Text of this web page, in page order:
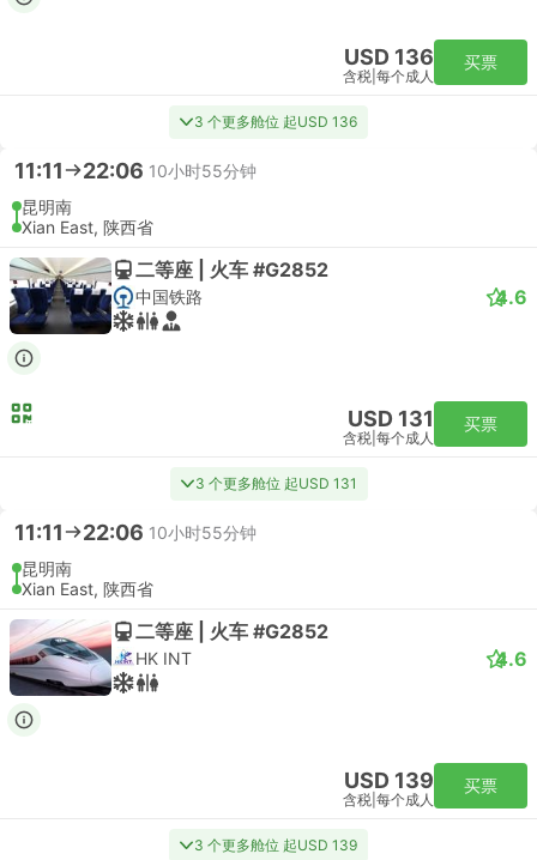
USD 136
含税 每个成人
买票
3 个更多舱位 起USD 136
11:11 22:06 10小时55分钟
昆明南
Xian East, 陕西省
二等座 | 火车 #G2852
中国铁路 4.6
USD 131
含税 每个成人
买票
3 个更多舱位 起USD 131
11:11 22:06 10小时55分钟
昆明南
Xian East, 陕西省
二等座 | 火车 #G2852
HK INT 4.6
USD 139
含税 每个成人
买票
3 个更多舱位 起USD 139